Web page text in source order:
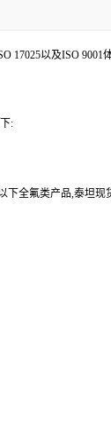
17025以及ISO
:
下全氟类产品,泰坦现